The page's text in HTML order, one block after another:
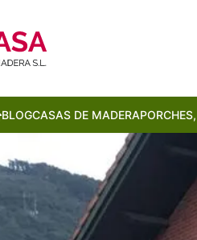
BLOGCASAS DE MADERA